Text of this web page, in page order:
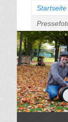
Startseite